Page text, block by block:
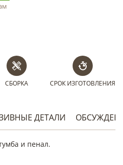
СБОРКА СРОК ИЗГОТОВЛЕНИЯ
ДЕТАЛИ
и пенал.